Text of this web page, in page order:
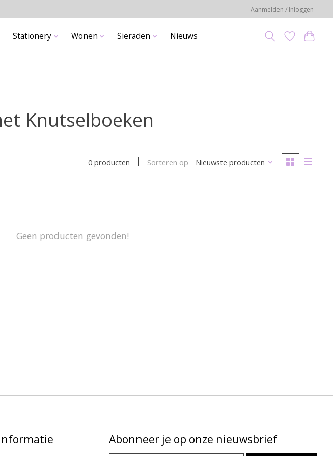
Aanmelden / Inloggen
Stationery Wonen Sieraden Nieuws
Knutselboeken
0 producten Sorteren op Nieuwste producten
Geen producten gevonden!
Abonneer je op onze nieuwsbrief